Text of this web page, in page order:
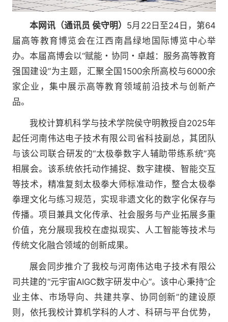
本网讯（通讯员 侯守明） 5月22日至24日，第64
届高等教育博览会在江西南昌绿地国际博览中心举
办。本届高博会以“赋能・协同・卓越：服务高等教育
强国建设”为主题，汇聚全国1500余所高校与6000余
家企业，集中展示高等教育领域前沿技术与创新产
品。
我校计算机科学与技术学院侯守明教授自2025年
起任河南伟达电子技术有限公司省科技副总，其团队
与该公司联合研发的“太极拳数字人辅助带练系统”亮
相展会。该系统依托动作捕捉、数字建模、智能交互
等技术，精准复刻太极拳大师标准动作，整合太极拳
拳理文化与练习规范，实现非遗文化的数字化保存与
传播。项目兼具文化传承、社会服务与产业拓展多重
价值，充分展现我校在虚拟现实、人工智能等技术与
传统文化融合领域的创新成果。
展会同步推介了我校与河南伟达电子技术有限公
司共建的“元宇宙AIGC数字研发中心”。该中心秉持“企
业主体、市场导向、共建共享、协同创新”的建设原
则，依托我校计算机学科的人才、科研与平台优势，